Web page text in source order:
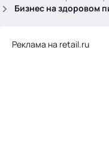
Бизнес на здоровом
Реклама на retail.ru